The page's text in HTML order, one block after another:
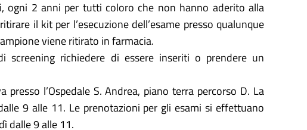
ogni 2 anni per tutti coloro che non hanno aderito alla
il kit per l’esecuzione dell’esame presso qualunque
viene ritirato in farmacia.
richiedere di essere inseriti o prendere un
presso l’Ospedale S. Andrea, piano terra percorso D. La
9 alle 11. Le prenotazioni per gli esami si effettuano
dalle 9 alle 11.